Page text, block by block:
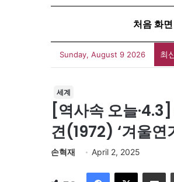
처음 화면
Sunday, August 9 2026 최
세계
[역사속 오늘
견(1972) ‘겨울
손혁재 April 2, 2025
Facebook
X 이메일